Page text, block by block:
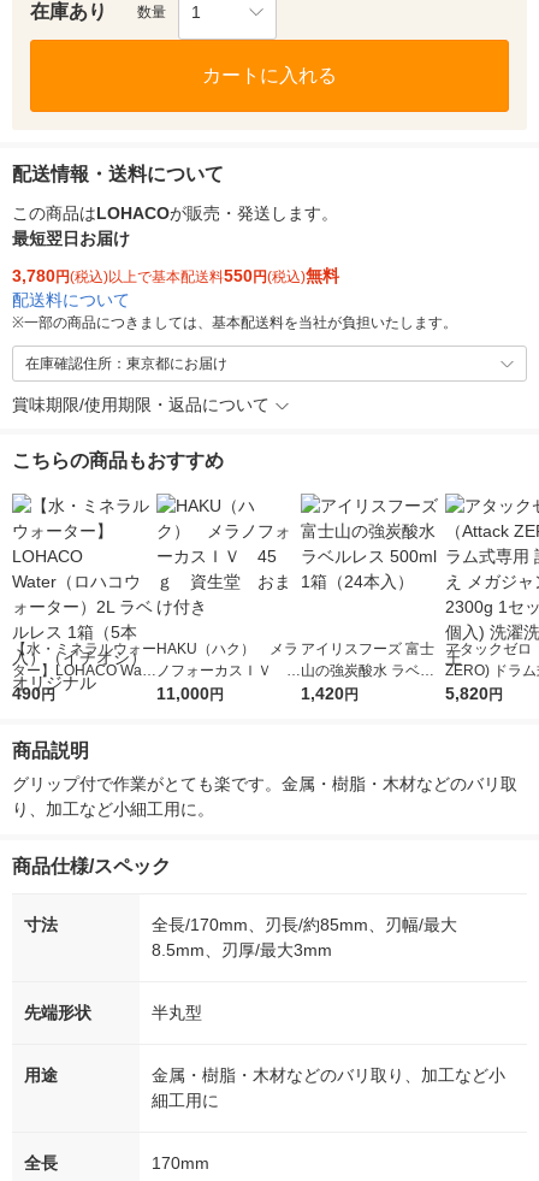
在庫あり 数量 1
カートに入れる
配送情報・送料について
この商品はLOHACOが販売・発送します。
最短翌日お届け
3,780円(税込)以上で基本配送料550円(税込)無料
配送料について
※一部の商品につきましては、基本配送料を当社が負担いたします。
在庫確認住所：東京都にお届け
賞味期限/使用期限・返品について
こちらの商品もおすすめ
【水・ミネラルウォー
ター】LOHACO Wate
r（ロハコウォータ
シ） オリジナル
490円
HAKU（ハク） メラ
ノフォーカスＩＶ 4
5ｇ 資生堂 おまけ
11,000円
アイリスフーズ 富士
山の強炭酸水 ラベル
レス 500ml 1箱（24
1,420円
アタックゼロ
ZERO) ドラ
詰め替え メガ
5,820円
商品説明
グリップ付で作業がとても楽です。金属・樹脂・木材などのバリ取
り、加工など小細工用に。
商品仕様/スペック
寸法
全長/170mm、刃長/約85mm、刃幅/最大
8.5mm、刃厚/最大3mm
先端形状 半丸型
用途
金属・樹脂・木材などのバリ取り、加工など小
細工用に
全長 170mm